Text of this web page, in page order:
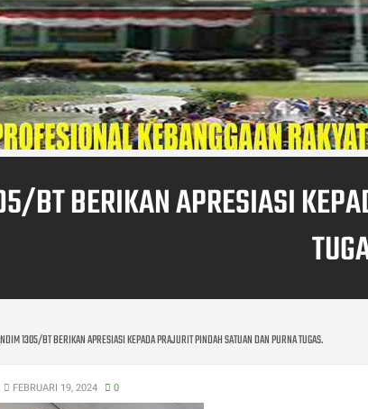
BT BERIKAN APRESIASI
1305/BT BERIKAN APRESIASI KEPADA PRAJURIT PINDAH SATUAN DAN PURNA TUGAS.
FEBRUARI 19, 2024 0